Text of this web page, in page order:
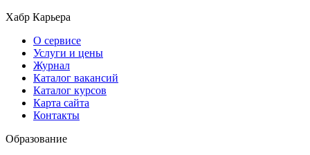
Хабр Карьера
О сервисе
Услуги и цены
Журнал
Каталог вакансий
Каталог курсов
Карта сайта
Контакты
Образование